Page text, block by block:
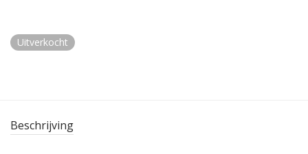
Uitverkocht
Beschrijving